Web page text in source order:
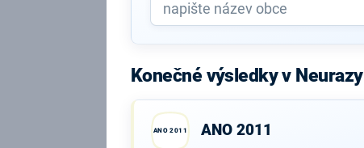
Konečné výsledky v Neurazy
ANO 2011 ANO 2011